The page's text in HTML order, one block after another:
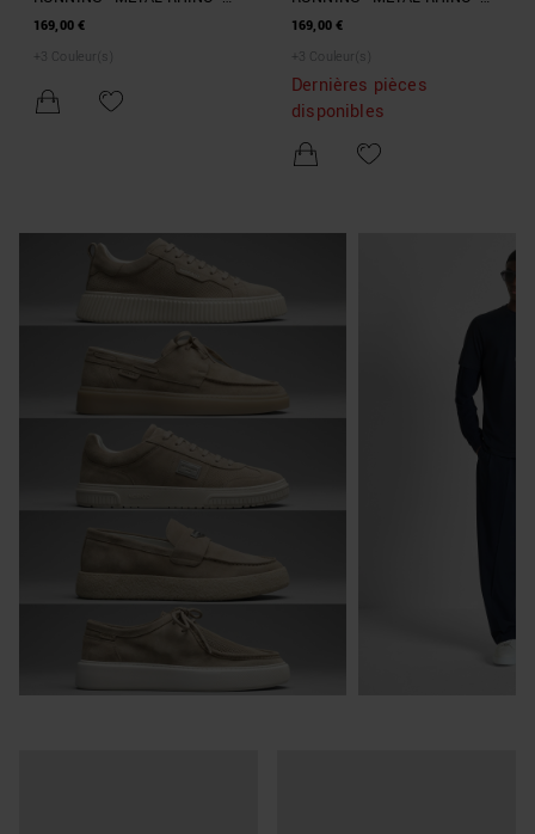
BLEU INTENSE EN CUIR ET
BAS SCULPTÉ
169,00 €
+ 3 Couleur(s)
COLORIS GLACE EN CUIR ET
BAS SCULPTÉ
169,00 €
+ 3 Couleur(s)
Dernières pièces
disponibles